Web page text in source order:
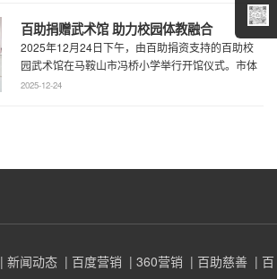
百助捐赠武术馆 助力校园体教融合
2025年12月24日下午，由百助捐资支持的百助校
园武术馆在马鞍山市冯桥小学举行开馆仪式。市体
育局王鹏处长、花山区教育局华俊局长、 ...
2025-12-24
| 新闻动态 | 百度营销 | 360营销 | 百助慈善 | 百